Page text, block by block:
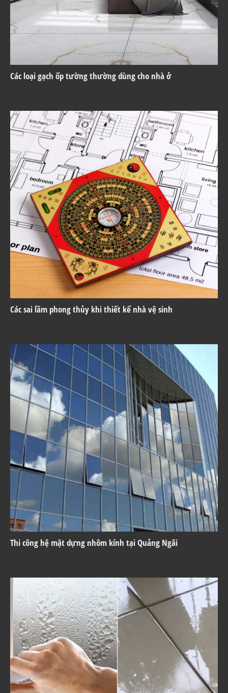
Các loại gạch ốp tường thường dùng cho nhà ở
Các sai lầm phong thủy khi thiết kế nhà vệ sinh
Thi công hệ mặt dựng nhôm kính tại Quảng Ngãi